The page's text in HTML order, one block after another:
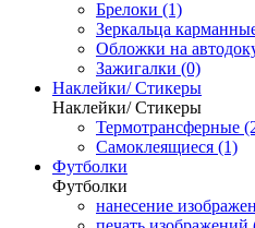
Брелоки (1)
Зеркальца
Обложки на
Зажигалки (0)
Наклейки/ Стикеры
Наклейки/ Стикеры
Термотрансферные
Самоклеящиеся (1)
Футболки
Футболки
нанесение